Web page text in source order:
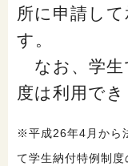
所に申請し
す。
なお、学生
度は利用でき
※平成26年4月から
て学生納付特例制度